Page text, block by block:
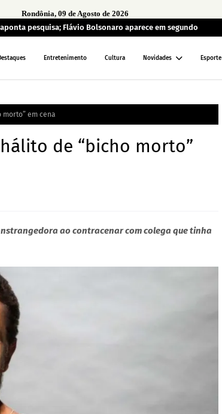
Rondônia, 09 de Agosto de 2026
pesquisa; Flávio Bolsonaro aparece em segundo
Entretenimento Cultura Novidades Esporte
morto” em cena
de “bicho morto”
ao contracenar com colega que tinha